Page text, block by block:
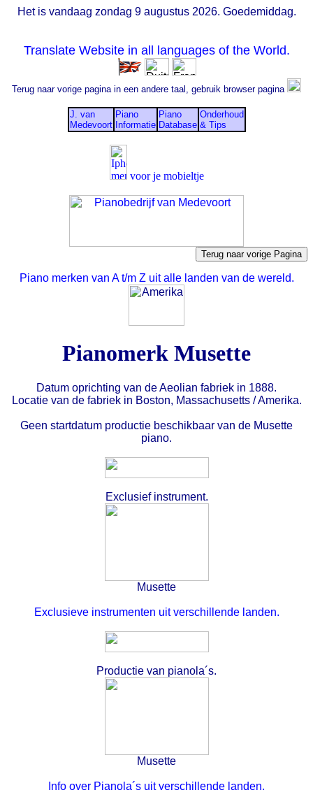
Het is vandaag zondag 9 augustus 2026. Goedemiddag.
Translate Website in all languages of the World.
Terug naar vorige pagina in een andere taal, gebruik browser pagina
J. van
Medevoort
Piano
Informatie
Piano
Database
Onderhoud
& Tips
voor je mobieltje
Piano merken van A t/m Z uit alle landen van de wereld.
Pianomerk Musette
Datum oprichting van de Aeolian fabriek in 1888.
Locatie van de fabriek in Boston, Massachusetts / Amerika.
Geen startdatum productie beschikbaar van de Musette
piano.
Exclusief instrument.
Musette
Exclusieve instrumenten uit verschillende landen.
Productie van pianola´s.
Musette
Info over Pianola´s uit verschillende landen.